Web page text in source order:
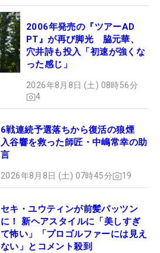
2006年発売の『ツアーAD
PT』が再び脚光 脇元華、
穴井詩も投入「初速が強くな
った感じ」
2026年8月8日 (土) 08時56分
4
6戦連続予選落ちから復活の狼煙
入谷響を救った師匠・中嶋常幸の助
言
2026年8月8日 (土) 07時45分 19
セキ・ユウティンが前髪パッツン
に！ 新ヘアスタイルに「美しすぎ
て怖い」「プロゴルファーには見え
ない」とコメント殺到